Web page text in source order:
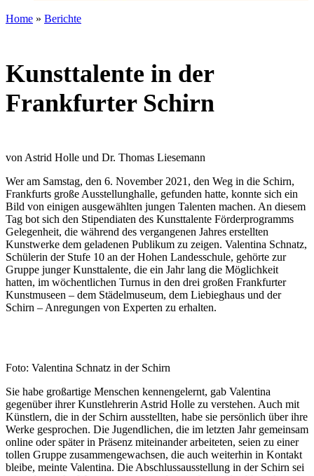
Home » Berichte
Kunsttalente in der
Frankfurter Schirn
von Astrid Holle und Dr. Thomas Liesemann
Wer am Samstag, den 6. November 2021, den Weg in die Schirn,
Frankfurts große Ausstellunghalle, gefunden hatte, konnte sich ein
Bild von einigen ausgewählten jungen Talenten machen. An diesem
Tag bot sich den Stipendiaten des Kunsttalente Förderprogramms
Gelegenheit, die während des vergangenen Jahres erstellten
Kunstwerke dem geladenen Publikum zu zeigen. Valentina Schnatz,
Schülerin der Stufe 10 an der Hohen Landesschule, gehörte zur
Gruppe junger Kunsttalente, die ein Jahr lang die Möglichkeit
hatten, im wöchentlichen Turnus in den drei großen Frankfurter
Kunstmuseen – dem Städelmuseum, dem Liebieghaus und der
Schirn – Anregungen von Experten zu erhalten.
Foto: Valentina Schnatz in der Schirn
Sie habe großartige Menschen kennengelernt, gab Valentina
gegenüber ihrer Kunstlehrerin Astrid Holle zu verstehen. Auch mit
Künstlern, die in der Schirn ausstellten, habe sie persönlich über ihre
Werke gesprochen. Die Jugendlichen, die im letzten Jahr gemeinsam
online oder später in Präsenz miteinander arbeiteten, seien zu einer
tollen Gruppe zusammengewachsen, die auch weiterhin in Kontakt
bleibe, meinte Valentina. Die Abschlussausstellung in der Schirn sei